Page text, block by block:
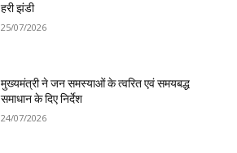
हरी झंडी
25/07/2026
मुख्यमंत्री ने जन समस्याओं के त्वरित एवं समयबद्ध
समाधान के दिए निर्देश
24/07/2026